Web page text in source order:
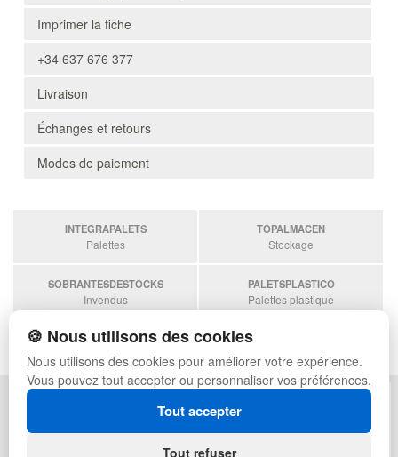
Imprimer la fiche
+34 637 676 377
Livraison
Échanges et retours
Modes de paiement
INTEGRAPALETS
Palettes
TOPALMACEN
Stockage
SOBRANTESDESTOCKS
Invendus
PALETSPLASTICO
Palettes plastique
ESTANTERIASKIT
Estanterias
POLITIQUE DE CONFIDENTIALITÉ
PLAN DU SITE
🍪 Nous utilisons des cookies
Nous utilisons des cookies pour améliorer votre expérience.
Vous pouvez tout accepter ou personnaliser vos préférences.
Tout accepter
Tout refuser